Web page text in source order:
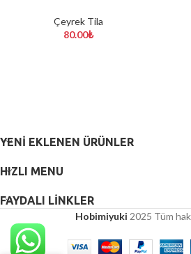
Çeyrek Tila
80.00₺
YENI EKLENEN ÜRÜNLER
HIZLI MENU
FAYDALI LİNKLER
Hobimiyuki 2025 Tüm